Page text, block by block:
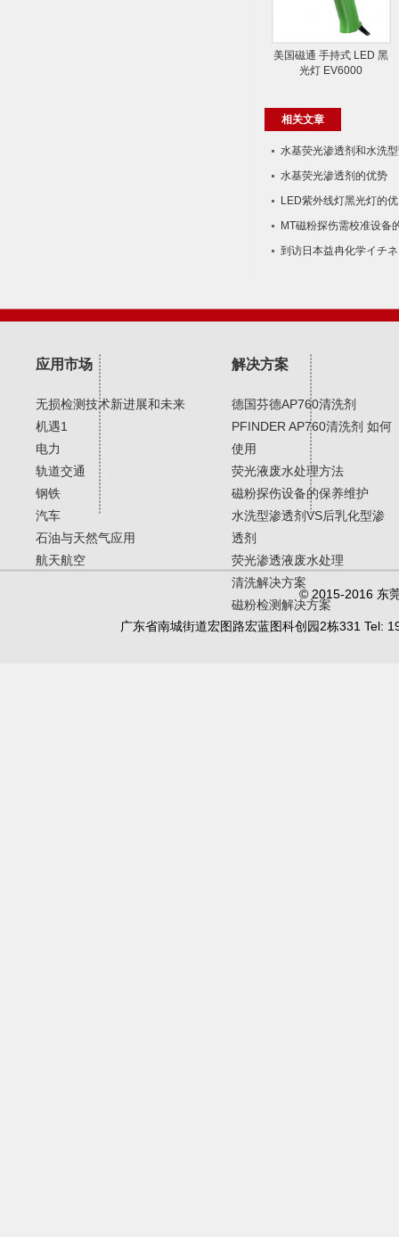
美国磁通 手持式 LED 黑
光灯 EV6000
相关文章
水基荧光渗透剂和水​洗
水基荧光渗透剂的优势
LED紫外线灯黑光灯的
MT磁粉探伤需校准设备
到访日本益冉化学イチ
应用市场
无损检测技术新进展和未来
机遇1
电力
轨道交通
钢铁
汽车
石油与天然气应用
航天航空
解决方案
德国芬德AP760清洗剂
PFINDER AP760清洗剂 如何
使用
荧光液废水处理方法
磁粉探伤设备的保养维护
水洗型渗透剂VS后乳化型渗
透剂
荧光渗透液废水处理
清洗解决方案
磁粉检测解决方案
© 2015-2016 东
广东省南城街道宏图路宏蓝图科创园2栋331 Tel: